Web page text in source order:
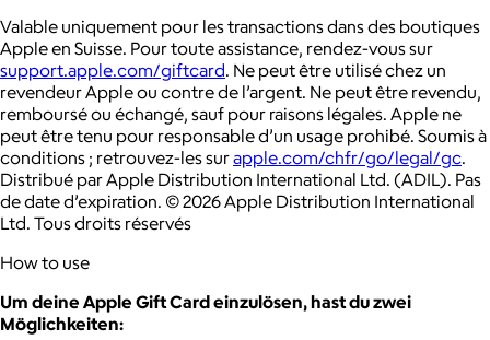
Valable uniquement pour les transactions dans des boutiques
Apple en Suisse. Pour toute assistance, rendez-vous sur
support.apple.com/giftcard. Ne peut être utilisé chez un
revendeur Apple ou contre de l’argent. Ne peut être revendu,
remboursé ou échangé, sauf pour raisons légales. Apple ne
peut être tenu pour responsable d’un usage prohibé. Soumis à
conditions ; retrouvez-les surapple.com/chfr/go/legal/gc.
Distribué par Apple Distribution International Ltd. (ADIL). Pas
de date d’expiration. © 2026 Apple Distribution International
Ltd. Tous droits réservés
How to use
Um deine Apple Gift Card einzulösen, hast du zwei
Möglichkeiten: